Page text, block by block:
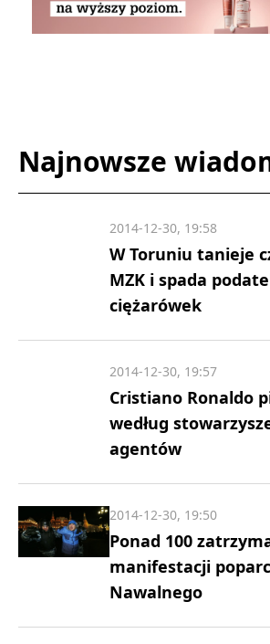
Najnowsze
W Toruniu tanieje
MZK i spada
ciężarówek
2014-12-30, 19:58
Cristiano Ronaldo
według
agentów
2014-12-30, 19:57
Ponad 100
manifestacji
Nawalnego
2014-12-30, 19:50